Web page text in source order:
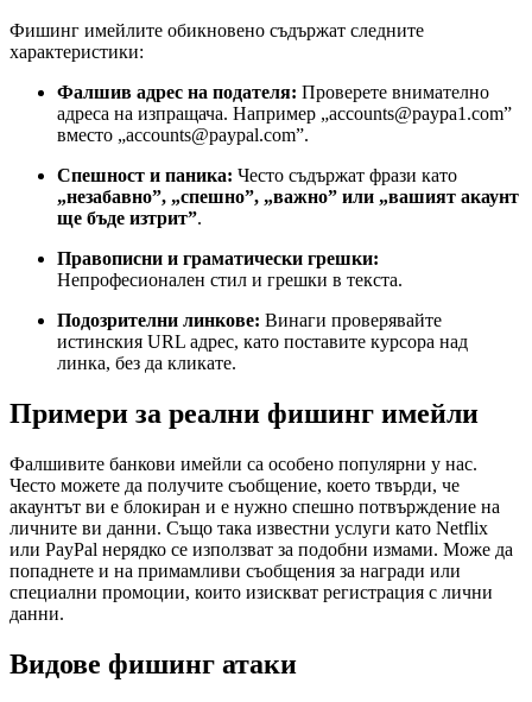
Фишинг имейлите обикновено съдържат следните
характеристики:
Фалшив адрес на подателя: Проверете внимателно
адреса на изпращача. Например „accounts@paypa1.com”
вместо „accounts@paypal.com”.
Спешност и паника: Често съдържат фрази като
„незабавно”, „спешно”, „важно” или „вашият акаунт
ще бъде изтрит”.
Правописни и граматически грешки:
Непрофесионален стил и грешки в текста.
Подозрителни линкове: Винаги проверявайте
истинския URL адрес, като поставите курсора над
линка, без да кликате.
Примери за реални фишинг имейли
Фалшивите банкови имейли са особено популярни у нас.
Често можете да получите съобщение, което твърди, че
акаунтът ви е блокиран и е нужно спешно потвърждение на
личните ви данни. Също така известни услуги като Netflix
или PayPal нерядко се използват за подобни измами. Може да
попаднете и на примамливи съобщения за награди или
специални промоции, които изискват регистрация с лични
данни.
Видове фишинг атаки